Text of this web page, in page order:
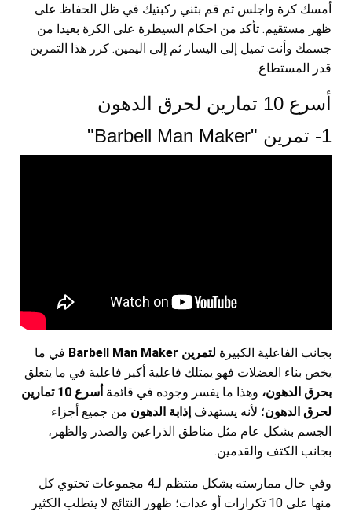
أمسك كرة واجلس ثم قم بثني ركبتيك في ظل الحفاظ على
ظهر مستقيم. تأكد من احكام السيطرة على الكرة بعيدا من
جسمك وأنت تميل إلى اليسار ثم إلى اليمين. كرر هذا التمرين
قدر المستطاع.
أسرع 10 تمارين لحرق الدهون
1- تمرين "Barbell Man Maker"
بجانب الفاعلية الكبيرة لتمرين Barbell Man Maker
في ما
يخص بناء العضلات فهو يمتلك فاعلية أكير فاعلية في ما يتعلق
بحرق الدهون، وهذا ما يفسر وجوده في قائمة
أسرع 10 تمارين
لحرق الدهون؛ لأنه يستهدف إذابة الدهون من جميع أجزاء
الجسم بشكل عام مثل مناطق الذراعين والصدر والظهر،
بجانب الكتف والقدمين.
وفي حال ممارسته بشكل منتظم لـ4 مجموعات تحتوي كل
منها على 10 تكرارات أو عدات؛ ظهور النتائج لا يتطلب الكثير